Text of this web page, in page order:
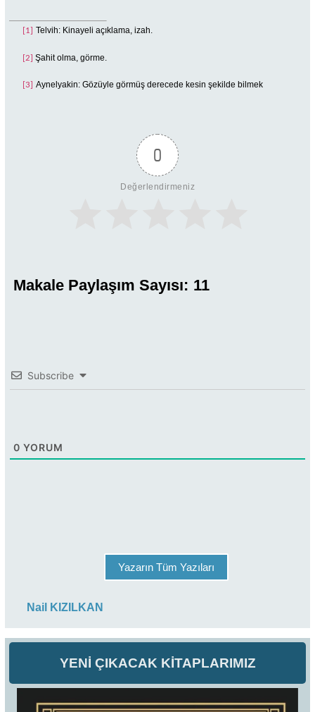
YENİ ÇIKACAK KİTAPLARIMIZ
[1] Telvih: Kinayeli açıklama, izah.
[2] Şahit olma, görme.
[3] Aynelyakin: Gözüyle görmüş derecede kesin şekilde bilmek
0
Değerlendirmeniz
Makale Paylaşım Sayısı: 11
Subscribe
0 YORUM
Yazarın Tüm Yazıları
Nail KIZILKAN